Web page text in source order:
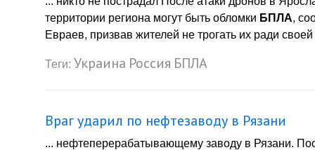
территории региона могут быть обломки БПЛА,
Евраев, призвав жителей не трогать их ради
Теги: Украина Россия БПЛА
Враг ударил по нефтезаводу в Рязани
... нефтеперерабатывающему заводу в Рязани.